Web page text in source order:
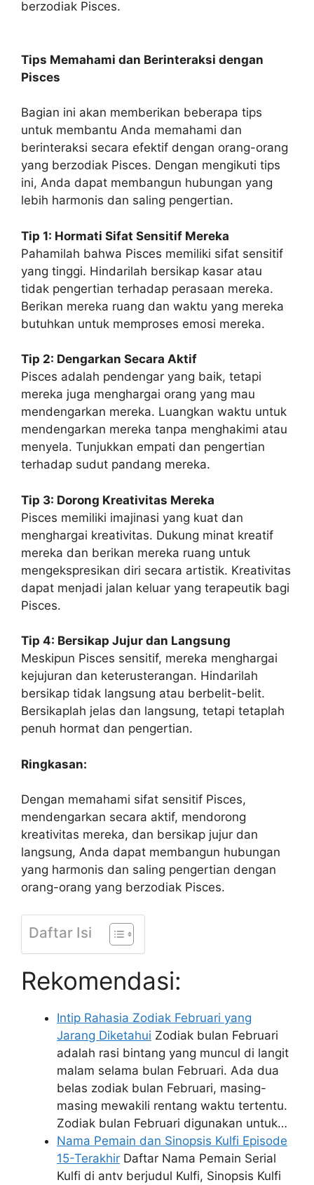
berzodiak Pisces.
Tips Memahami dan Berinteraksi dengan
Pisces
Bagian ini akan memberikan beberapa tips
untuk membantu Anda memahami dan
berinteraksi secara efektif dengan orang-orang
yang berzodiak Pisces. Dengan mengikuti tips
ini, Anda dapat membangun hubungan yang
lebih harmonis dan saling pengertian.
Tip 1: Hormati Sifat Sensitif Mereka
Pahamilah bahwa Pisces memiliki sifat sensitif
yang tinggi. Hindarilah bersikap kasar atau
tidak pengertian terhadap perasaan mereka.
Berikan mereka ruang dan waktu yang mereka
butuhkan untuk memproses emosi mereka.
Tip 2: Dengarkan Secara Aktif
Pisces adalah pendengar yang baik, tetapi
mereka juga menghargai orang yang mau
mendengarkan mereka. Luangkan waktu untuk
mendengarkan mereka tanpa menghakimi atau
menyela. Tunjukkan empati dan pengertian
terhadap sudut pandang mereka.
Tip 3: Dorong Kreativitas Mereka
Pisces memiliki imajinasi yang kuat dan
menghargai kreativitas. Dukung minat kreatif
mereka dan berikan mereka ruang untuk
mengekspresikan diri secara artistik. Kreativitas
dapat menjadi jalan keluar yang terapeutik bagi
Pisces.
Tip 4: Bersikap Jujur dan Langsung
Meskipun Pisces sensitif, mereka menghargai
kejujuran dan keterusterangan. Hindarilah
bersikap tidak langsung atau berbelit-belit.
Bersikaplah jelas dan langsung, tetapi tetaplah
penuh hormat dan pengertian.
Ringkasan:
Dengan memahami sifat sensitif Pisces,
mendengarkan secara aktif, mendorong
kreativitas mereka, dan bersikap jujur dan
langsung, Anda dapat membangun hubungan
yang harmonis dan saling pengertian dengan
orang-orang yang berzodiak Pisces.
Daftar Isi
Rekomendasi:
Intip Rahasia Zodiak Februari yang
Jarang Diketahui Zodiak bulan Februari
adalah rasi bintang yang muncul di langit
malam selama bulan Februari. Ada dua
belas zodiak bulan Februari, masing-
masing mewakili rentang waktu tertentu.
Zodiak bulan Februari digunakan untuk…
Nama Pemain dan Sinopsis Kulfi Episode
15-Terakhir Daftar Nama Pemain Serial
Kulfi di antv berjudul Kulfi, Sinopsis Kulfi